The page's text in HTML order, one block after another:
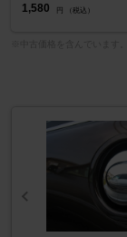
1,580 円 （税込）